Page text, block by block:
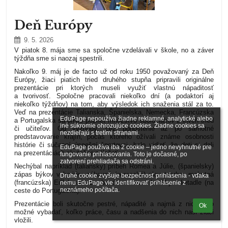
EduPage nepoužíva žiadne reklamné, analytické alebo
iné súkromie ohrozujúce cookies. Žiadne cookies sa
nezdieľajú s tretími stranami.
EduPage používa iba 2 cookie – jedno nevyhnutné pre
fungovanie prihlasovania. Toto je dočasné, po
zatvorení prehliadača sa odstráni.
Druhé cookie zvyšuje bezpečnosť prihlásenia - vďaka
nemu EduPage vie identifikovať prihlásenie z
neznámeho počítača.
Ok
Deň Európy
9. 5. 2026
V piatok 8. mája sme sa spoločne vzdelávali v škole, no a záver
týždňa sme si naozaj spestrili.
Nakoľko 9. máj je de facto už od roku 1950 považovaný za Deň
Európy, žiaci piatich tried druhého stupňa pripravili originálne
prezentácie pri ktorých museli využiť vlastnú nápaditosť
a tvorivosť. Spoločne pracovali niekoľko dní (a podaktorí aj
niekoľko týždňov) na tom, aby výsledok ich snaženia stál za to.
Veď na prezentácie Talianska, Španielska, Nemecka, Francúzska
a Portugalska sa prišlo pozrieť množstvo spolužiakov z iných tried
či učiteľov. Od výzdoby, cez pohostenie až po samotné
predstavovanie krajín, počas ktorého ožívali známe osobnosti
histórie či súčasní úspešní športovci, bolo vidieť, že deti si dali
na prezentáciách skutočne záležať.
Nechýbal napríklad (taliansky) príbeh Romea a Júlie, (španielsky)
zápas býkov v koride, zábavná (nemecká) slovotvorba, mohutná
(francúzska) Eiffelova veža, ba dokonca ani letušky v lietadle (na
ceste do Portugalska).
Prezentácie boli skutočne pestré, nápadité a najmä z nich bolo
možné vybadať, koľko práce, času a nadšenia do nich naši žiaci
vložili.